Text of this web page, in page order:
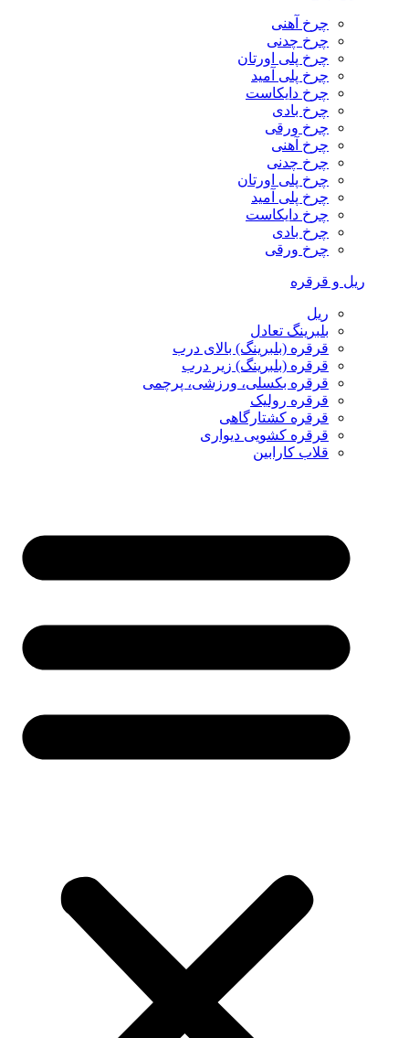
چرخ آهنی
چرخ چدنی
چرخ پلی اورتان
چرخ پلی آمید
چرخ دایکاست
چرخ بادی
چرخ ورقی
چرخ آهنی
چرخ چدنی
چرخ پلی اورتان
چرخ پلی آمید
چرخ دایکاست
چرخ بادی
چرخ ورقی
ریل و قرقره
ریل
بلبرینگ تعادل
قرقره (بلبرینگ) بالای درب
قرقره (بلبرینگ) زیر درب
قرقره بکسلی، ورزشی، پرچمی
قرقره رولیک
قرقره کشتارگاهی
قرقره کشویی دیواری
قلاب کارابین